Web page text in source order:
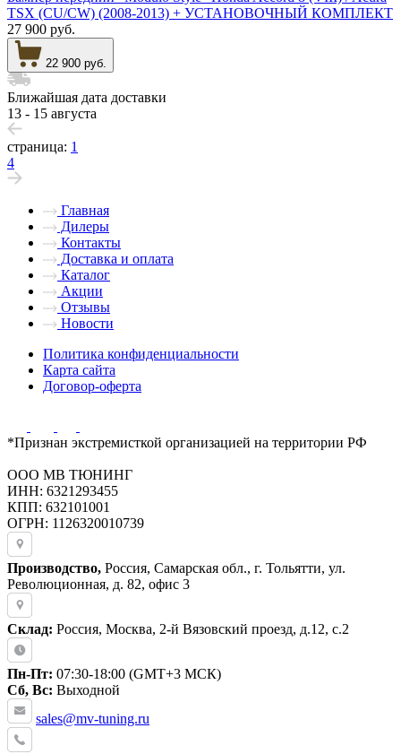
TSX (CU/CW) (2008-2013) + УСТАНОВОЧНЫЙ КОМПЛЕКТ
27 900 руб.
22 900 руб.
Ближайшая дата доставки
13 - 15 августа
страница: 1
4
Главная
Дилеры
Контакты
Доставка и оплата
Каталог
Акции
Отзывы
Новости
Политика конфиденциальности
Карта сайта
Договор-оферта
*Признан экстремисткой организацией на территории РФ
ООО МВ ТЮНИНГ
ИНН: 6321293455
КПП: 632101001
ОГРН: 1126320010739
Производство, Россия, Самарская обл., г. Тольятти, ул.
Революционная, д. 82, офис 3
Склад: Россия, Москва, 2-й Вязовский проезд, д.12, с.2
Пн-Пт: 07:30-18:00 (GMT+3 МСК)
Сб, Вс: Выходной
sales@mv-tuning.ru